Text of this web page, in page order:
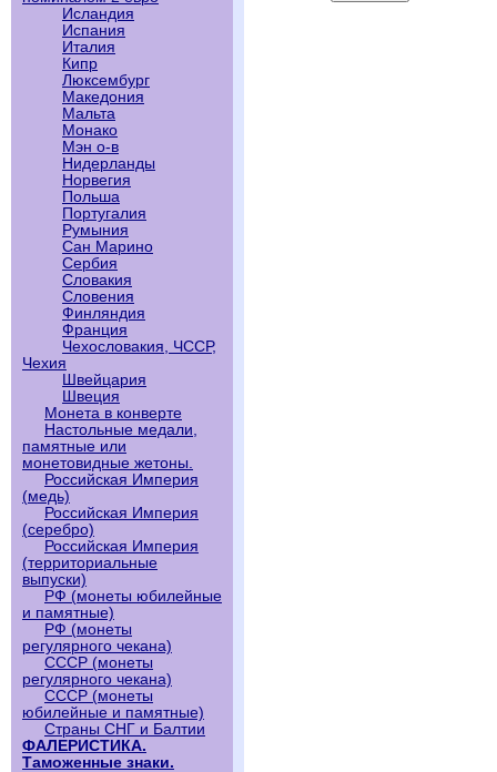
Исландия
Испания
Италия
Кипр
Люксембург
Македония
Мальта
Монако
Мэн о-в
Нидерланды
Норвегия
Польша
Португалия
Румыния
Сан Марино
Сербия
Словакия
Словения
Финляндия
Франция
Чехословакия, ЧССР,
Чехия
Швейцария
Швеция
Монета в конверте
Настольные медали,
памятные или
монетовидные жетоны.
Российская Империя
(медь)
Российская Империя
(серебро)
Российская Империя
(территориальные
выпуски)
РФ (монеты юбилейные
и памятные)
РФ (монеты
регулярного чекана)
СССР (монеты
регулярного чекана)
СССР (монеты
юбилейные и памятные)
Страны СНГ и Балтии
ФАЛЕРИСТИКА.
Таможенные знаки.